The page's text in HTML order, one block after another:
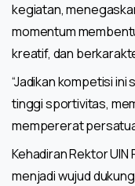
kegiatan,
momentum
kreatif, dan
“Jadikan kompetisi
tinggi sportivitas,
mempererat
Kehadiran Rektor
menjadi wujud